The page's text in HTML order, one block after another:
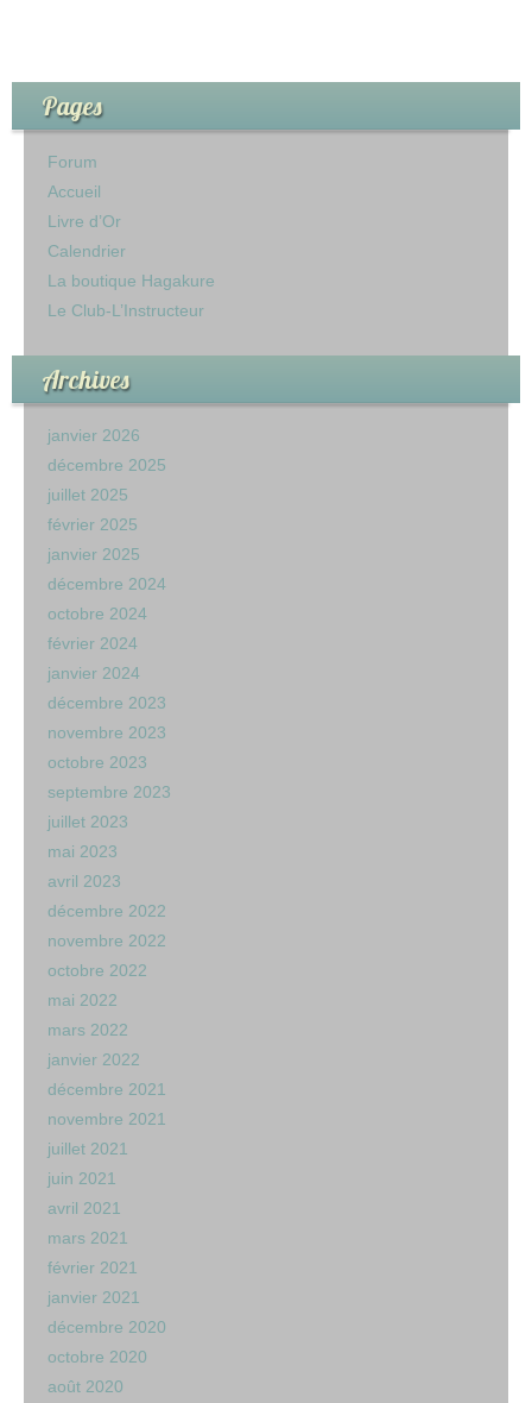
Pages
Forum
Accueil
Livre d’Or
Calendrier
La boutique Hagakure
Le Club-L’Instructeur
Archives
janvier 2026
décembre 2025
juillet 2025
février 2025
janvier 2025
décembre 2024
octobre 2024
février 2024
janvier 2024
décembre 2023
novembre 2023
octobre 2023
septembre 2023
juillet 2023
mai 2023
avril 2023
décembre 2022
novembre 2022
octobre 2022
mai 2022
mars 2022
janvier 2022
décembre 2021
novembre 2021
juillet 2021
juin 2021
avril 2021
mars 2021
février 2021
janvier 2021
décembre 2020
octobre 2020
août 2020